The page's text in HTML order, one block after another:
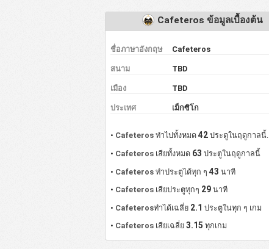
Cafeteros ข้อมูลเบื้องต้น
ชื่อภาษาอังกฤษ Cafeteros
สนาม TBD
เมือง TBD
ประเทศ เม็กซิโก
• Cafeteros ทำไปทั้งหมด42 ประตูในฤดูกาลนี้.
• Cafeteros เสียทั้งหมด 63 ประตูในฤดูกาลนี้
• Cafeteros ทำประตูได้ทุก ๆ43 นาที
• Cafeteros เสียประตูทุกๆ 29 นาที
• Cafeterosทำได้เฉลี่ย 2.1 ประตูในทุก ๆ เกม
• Cafeteros เสียเฉลี่ย3.15 ทุกเกม